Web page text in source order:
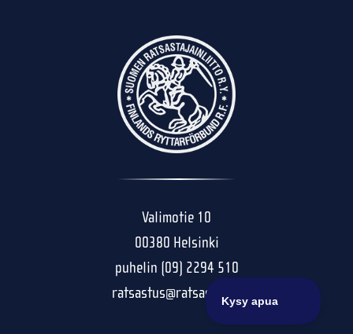
Valimotie 10
00380 Helsinki
puhelin (09) 2294 510
ratsastus@ratsastus.fi